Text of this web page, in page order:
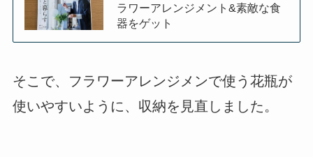
ラワーアレンジメント&素敵な食
器をゲット
そこで、フラワーアレンジメンで使う花瓶が
使いやすいように、収納を見直しました。